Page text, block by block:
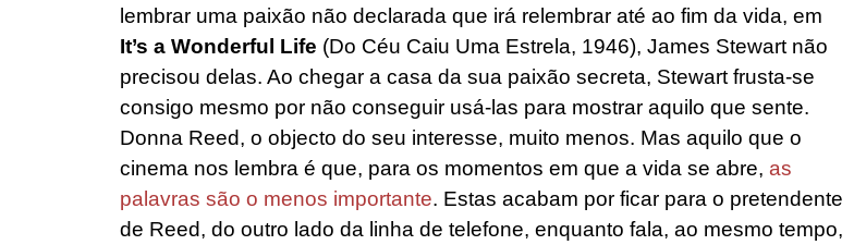
lembrar uma paixão não declarada que irá relembrar até ao fim da vida, em
It’s a Wonderful Life (Do Céu Caiu Uma Estrela, 1946), James Stewart não
precisou delas. Ao chegar a casa da sua paixão secreta, Stewart frusta-se
consigo mesmo por não conseguir usá-las para mostrar aquilo que sente.
Donna Reed, o objecto do seu interesse, muito menos. Mas aquilo que o
cinema nos lembra é que, para os momentos em que a vida se abre, as
palavras são o menos importante. Estas acabam por ficar para o pretendente
de Reed, do outro lado da linha de telefone, enquanto fala, ao mesmo tempo,